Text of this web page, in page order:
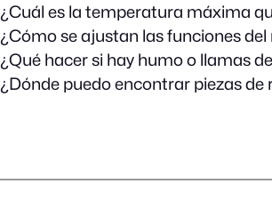
¿Cuál es la temperatura máxima
¿Cómo se ajustan las funciones
¿Qué hacer si hay humo o llamas
¿Dónde puedo encontrar piezas de